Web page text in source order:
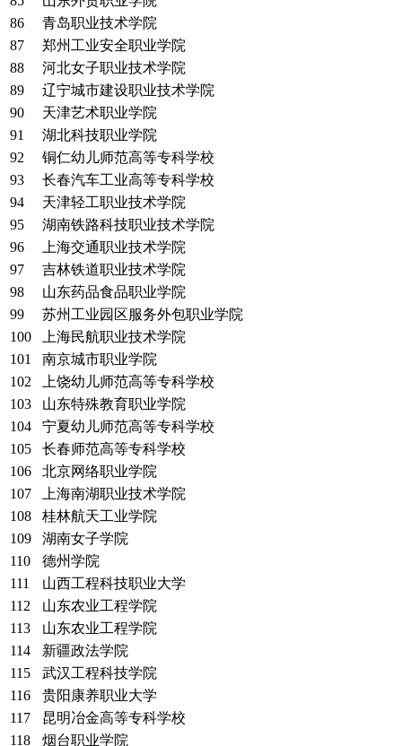
86
青岛职业技术学院
87
郑州工业安全职业学院
88
河北女子职业技术学院
89
辽宁城市建设职业技术学院
90
天津艺术职业学院
91
湖北科技职业学院
92
铜仁幼儿师范高等专科学校
93
长春汽车工业高等专科学校
94
天津轻工职业技术学院
95
湖南铁路科技职业技术学院
96
上海交通职业技术学院
97
吉林铁道职业技术学院
98
山东药品食品职业学院
99
苏州工业园区服务外包职业学院
100
上海民航职业技术学院
101
南京城市职业学院
102
上饶幼儿师范高等专科学校
103
山东特殊教育职业学院
104
宁夏幼儿师范高等专科学校
105
长春师范高等专科学校
106
北京网络职业学院
107
上海南湖职业技术学院
108
桂林航天工业学院
109
湖南女子学院
110
德州学院
111
山西工程科技职业大学
112
山东农业工程学院
113
山东农业工程学院
114
新疆政法学院
115
武汉工程科技学院
116
贵阳康养职业大学
117
昆明冶金高等专科学校
118
烟台职业学院